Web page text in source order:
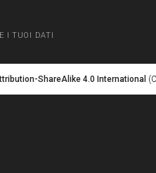
I TUOI DATI
ShareAlike 4.0 International